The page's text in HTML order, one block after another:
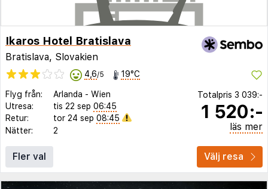
Ikaros Hotel Bratislava
Bratislava, Slovakien
4,6/5 19°C
Flyg från: Arlanda - Wien
Utresa:
tis 22 sep 06:45
Retur:
tor 24 sep 08:45
Nätter:
2
Totalpris 3 039:-
1 520:-
läs mer
Fler val Välj resa